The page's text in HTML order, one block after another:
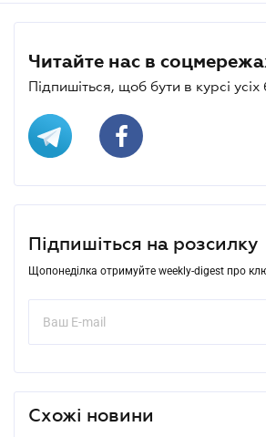
Читайте нас в
Підпишіться, щоб бути в курсі
Підпишіться на розсилку
Щопонеділка отримуйте weekly-digest про
Схожі новини